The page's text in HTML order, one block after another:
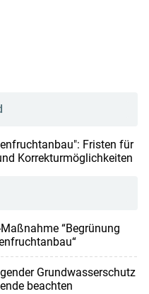
Fristen für
Korrekturmöglichkeiten
“Begrünung
Grundwasserschutz
beachten